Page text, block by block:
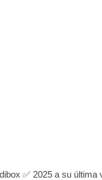
✅ 2025 a su